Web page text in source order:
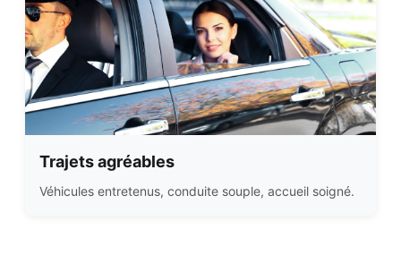
Trajets agréables
Véhicules entretenus, conduite souple, accueil soigné.